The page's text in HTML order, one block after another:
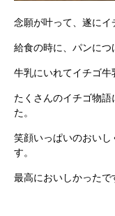
念願が叶って、遂にイ
給食の時に、パンにつ
牛乳にいれてイチゴ牛
たくさんのイチゴ物
た。
笑顔いっぱいのおい
す。
最高においしかったで